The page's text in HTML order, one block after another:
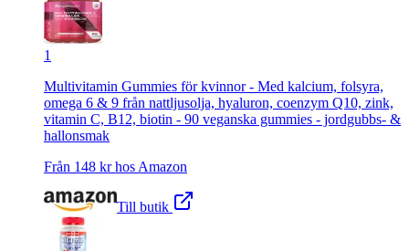
1
Multivitamin Gummies för kvinnor - Med kalcium, folsyra,
omega 6 & 9 från nattljusolja, hyaluron, coenzym Q10, zink,
vitamin C, B12, biotin - 90 veganska gummies - jordgubbs- &
hallonsmak
Från 148 kr hos Amazon
Till butik